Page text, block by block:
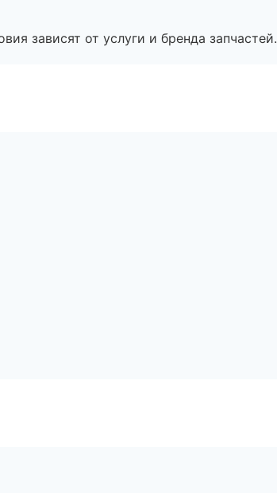
зависят от услуги и бренда запчастей.